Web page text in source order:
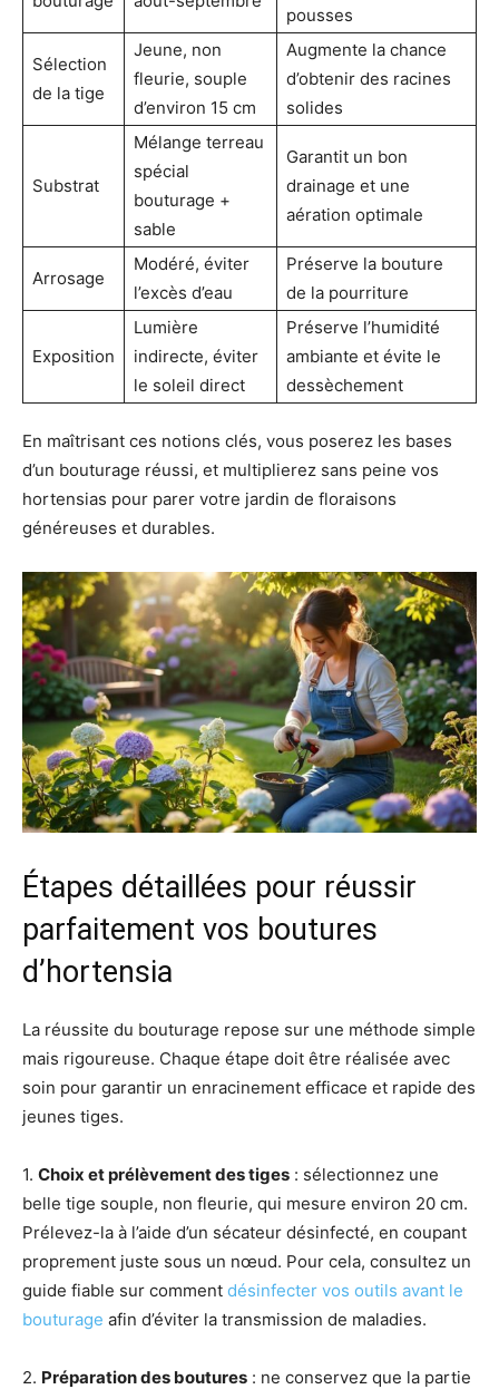
pousses
Sélection
de la tige
Jeune, non
fleurie, souple
d’environ 15 cm
Augmente la chance
d’obtenir des racines
solides
Substrat
Mélange terreau
spécial
bouturage +
sable
Garantit un bon
drainage et une
aération optimale
Arrosage
Modéré, éviter
l’excès d’eau
Préserve la bouture
de la pourriture
Exposition
Lumière
indirecte, éviter
le soleil direct
Préserve l’humidité
ambiante et évite le
dessèchement
En maîtrisant ces notions clés, vous poserez les bases
d’un bouturage réussi, et multiplierez sans peine vos
hortensias pour parer votre jardin de floraisons
généreuses et durables.
Étapes détaillées pour réussir
parfaitement vos boutures
d’hortensia
La réussite du bouturage repose sur une méthode simple
mais rigoureuse. Chaque étape doit être réalisée avec
soin pour garantir un enracinement efficace et rapide des
jeunes tiges.
1. Choix et prélèvement des tiges : sélectionnez une
belle tige souple, non fleurie, qui mesure environ 20 cm.
Prélevez-la à l’aide d’un sécateur désinfecté, en coupant
proprement juste sous un nœud. Pour cela, consultez un
guide fiable sur comment désinfecter vos outils avant le
bouturage afin d’éviter la transmission de maladies.
2. Préparation des boutures : ne conservez que la partie